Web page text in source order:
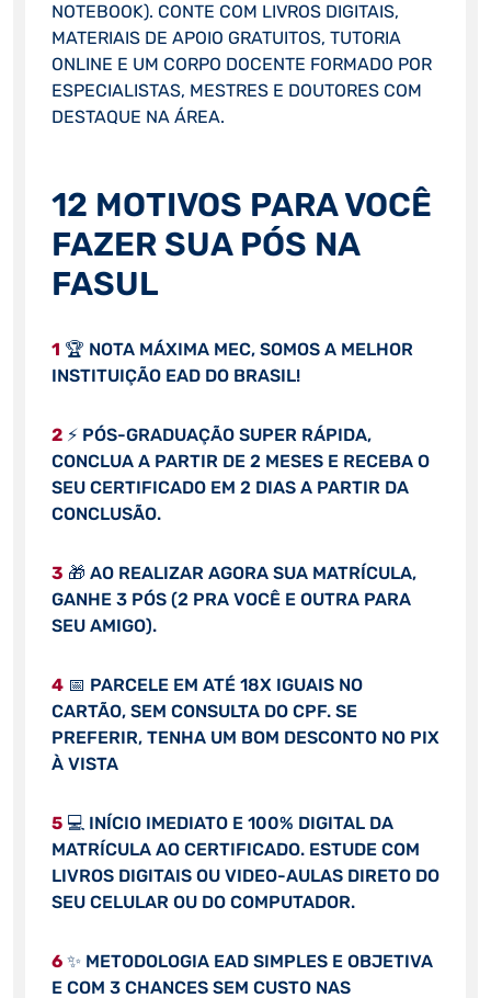
NOTEBOOK). CONTE COM LIVROS DIGITAIS,
MATERIAIS DE APOIO GRATUITOS, TUTORIA
ONLINE E UM CORPO DOCENTE FORMADO POR
ESPECIALISTAS, MESTRES E DOUTORES COM
DESTAQUE NA ÁREA.
12 MOTIVOS PARA VOCÊ
FAZER SUA PÓS NA
FASUL
1 🏆 NOTA MÁXIMA MEC, SOMOS A MELHOR
INSTITUIÇÃO EAD DO BRASIL!
2⚡ PÓS-GRADUAÇÃO SUPER RÁPIDA,
CONCLUA A PARTIR DE 2 MESES E RECEBA O
SEU CERTIFICADO EM 2 DIAS A PARTIR DA
CONCLUSÃO.
3 🎁 AO REALIZAR AGORA SUA MATRÍCULA,
GANHE 3 PÓS (2 PRA VOCÊ E OUTRA PARA
SEU AMIGO).
4📅 PARCELE EM ATÉ 18X IGUAIS NO
CARTÃO, SEM CONSULTA DO CPF. SE
PREFERIR, TENHA UM BOM DESCONTO NO PIX
À VISTA
5💻 INÍCIO IMEDIATO E 100% DIGITAL DA
MATRÍCULA AO CERTIFICADO. ESTUDE COM
LIVROS DIGITAIS OU VIDEO-AULAS DIRETO DO
SEU CELULAR OU DO COMPUTADOR.
6✨ METODOLOGIA EAD SIMPLES E OBJETIVA
E COM 3 CHANCES SEM CUSTO NAS